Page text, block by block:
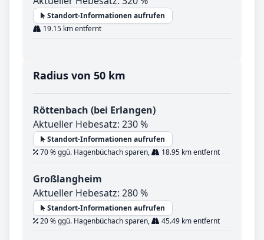
Standort-Informationen aufrufen
19.15 km entfernt
Radius von 50 km
Röttenbach (bei Erlangen)
Aktueller Hebesatz: 230 %
Standort-Informationen aufrufen
70 % ggü. Hagenbüchach sparen,
18.95 km entfernt
Großlangheim
Aktueller Hebesatz: 280 %
Standort-Informationen aufrufen
20 % ggü. Hagenbüchach sparen,
45.49 km entfernt